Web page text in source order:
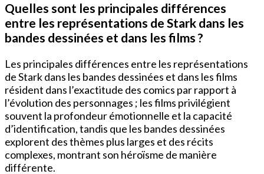
Quelles sont les principales différences
entre les représentations de Stark dans les
bandes dessinées et dans les films ?
Les principales différences entre les représentations
de Stark dans les bandes dessinées et dans les films
résident dans l’exactitude des comics par rapport à
l’évolution des personnages ; les films privilégient
souvent la profondeur émotionnelle et la capacité
d’identification, tandis que les bandes dessinées
explorent des thèmes plus larges et des récits
complexes, montrant son héroïsme de manière
différente.